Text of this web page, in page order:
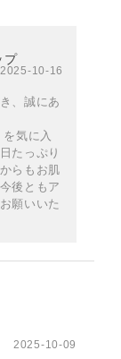
プ
2025-10-16
、誠にあ
気に入
たっぷり
らもお肌
後ともア
願いいた
2025-10-09